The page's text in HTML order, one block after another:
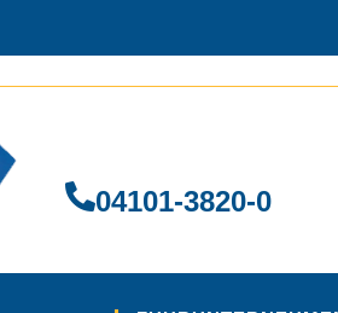
04101-3820-0